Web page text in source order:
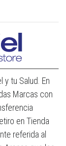
y tu Salud. En
Marcas con
en Tienda
referida al